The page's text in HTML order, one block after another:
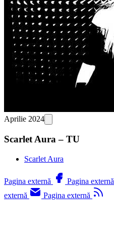
Aprilie 2024
Scarlet Aura – TU
Scarlet Aura
Pagina externă Pagina externă
externă
Pagina externă